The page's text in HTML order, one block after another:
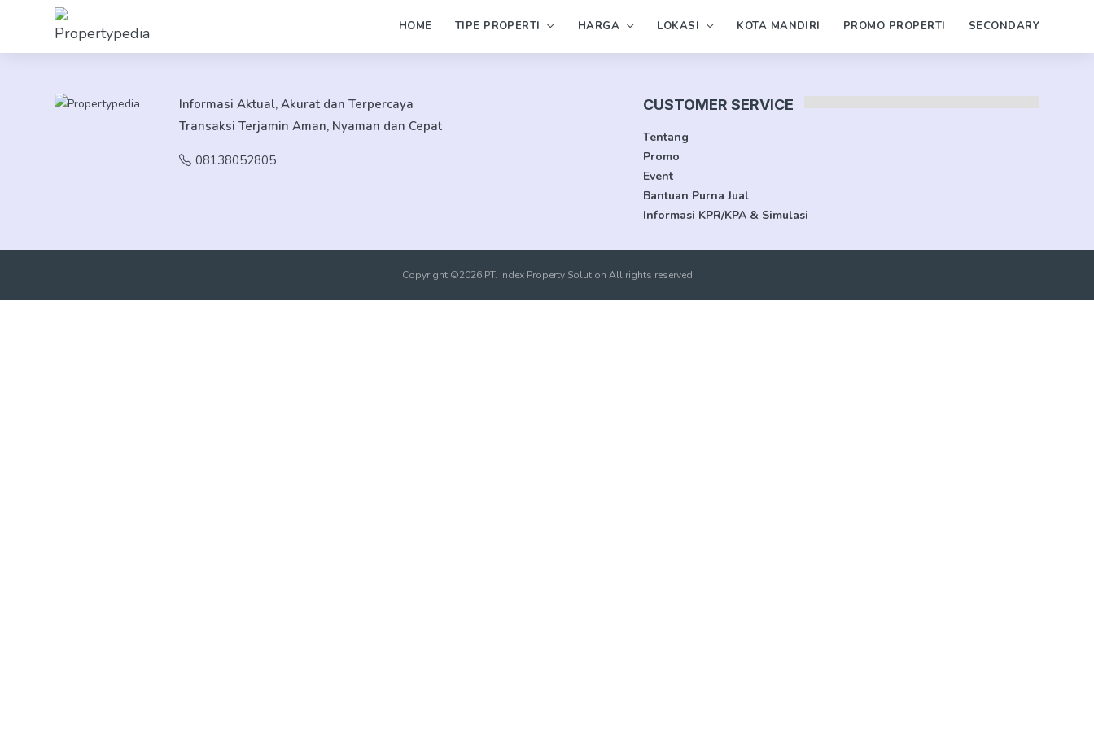
HOME TIPE PROPERTI HARGA LOKASI KOTA MANDIRI PROMO PROPERTI SECONDARY
Informasi Aktual, Akurat dan Terpercaya
Transaksi Terjamin Aman, Nyaman dan Cepat
08138052805
CUSTOMER SERVICE
Tentang
Promo
Event
Bantuan Purna Jual
Informasi KPR/KPA & Simulasi
Copyright ©2026 PT. Index Property Solution All rights reserved